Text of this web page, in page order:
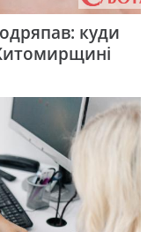
куди